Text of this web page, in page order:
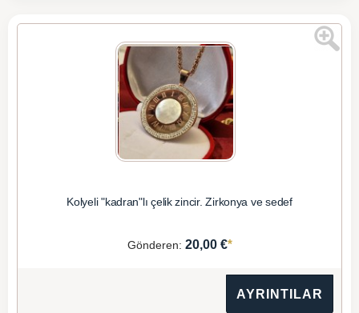
Kolyeli "kadran"lı çelik zincir. Zirkonya ve sedef
Gönderen: 20,00 €*
AYRINTILAR